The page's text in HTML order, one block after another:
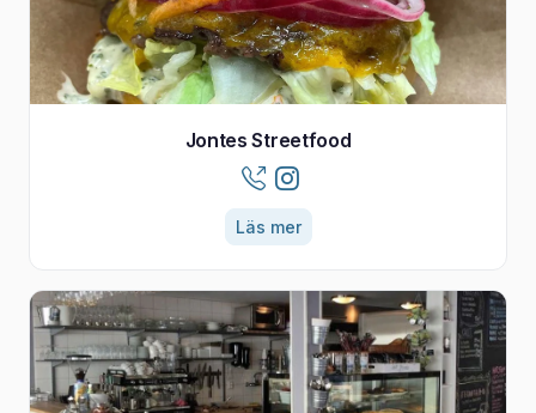
Jontes Streetfood
Läs mer